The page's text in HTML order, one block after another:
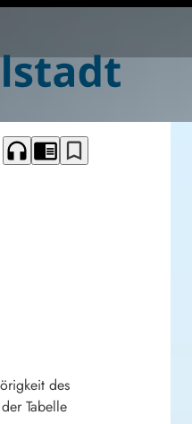
headphones chrome_reader_mode bookmark_border
des
Tabelle